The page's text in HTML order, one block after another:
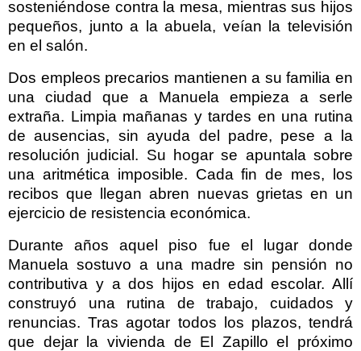
sosteniéndose contra la mesa, mientras sus hijos
pequeños, junto a la abuela, veían la televisión
en el salón.
Dos empleos precarios mantienen a su familia en
una ciudad que a Manuela empieza a serle
extraña. Limpia mañanas y tardes en una rutina
de ausencias, sin ayuda del padre, pese a la
resolución judicial. Su hogar se apuntala sobre
una aritmética imposible. Cada fin de mes, los
recibos que llegan abren nuevas grietas en un
ejercicio de resistencia económica.
Durante años aquel piso fue el lugar donde
Manuela sostuvo a una madre sin pensión no
contributiva y a dos hijos en edad escolar. Allí
construyó una rutina de trabajo, cuidados y
renuncias. Tras agotar todos los plazos, tendrá
que dejar la vivienda de El Zapillo el próximo